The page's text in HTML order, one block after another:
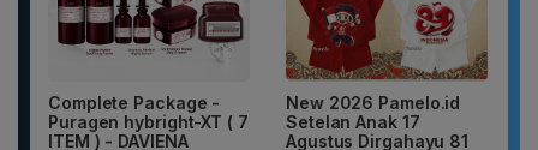
Complete Package -
Puragen hybright-XT ( 7
ITEM ) - DAVIENA
New 2026 Pamelo.id
Setelan Anak 17
Agustus Dirgahayu 81